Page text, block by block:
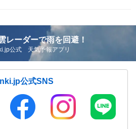
レーダーで雨を回避！
公式 天気予報アプリ
公式SNS